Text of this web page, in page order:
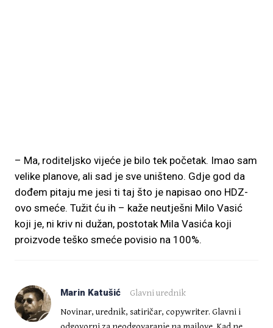
– Ma, roditeljsko vijeće je bilo tek početak. Imao sam
velike planove, ali sad je sve uništeno. Gdje god da
dođem pitaju me jesi ti taj što je napisao ono HDZ-
ovo smeće. Tužit ću ih – kaže neutješni Milo Vasić
koji je, ni kriv ni dužan, postotak Mila Vasića koji
proizvode teško smeće povisio na 100%.
Marin Katušić
Glavni urednik
Novinar, urednik, satiričar, copywriter. Glavni i